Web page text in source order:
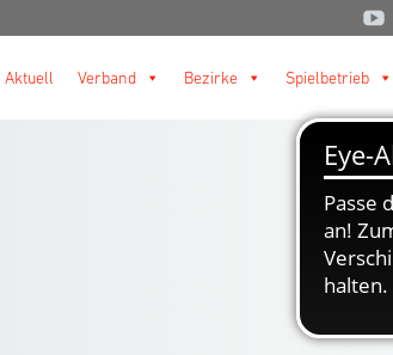
Aktuell Verband Bezirke Spielbetrieb